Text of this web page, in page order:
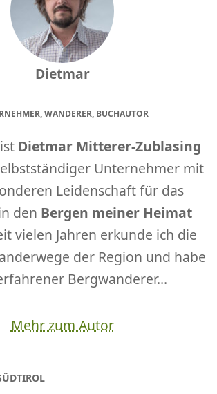
Dietmar
WANDERER, BUCHAUTOR
Dietmar Mitterer-Zublasing
Unternehmer mit
Leidenschaft für das
den Bergen meiner Heimat
vielen Jahren erkunde ich die
der Region und habe
Bergwanderer...
Mehr zum Autor